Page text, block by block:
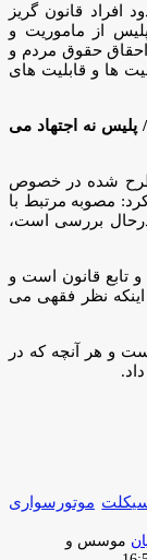
افراد قانون گریز
از ماموریت و
احقاق حقوق مردم و
ها و قابلیت های
پلیس نه اجتهاد می
شده در خصوص
مصوبه مرتبط با
درحال بررسی است،
تابع قانون است و
نظر فقهی می
و هر آنچه که در
موتورسواری
موسس و